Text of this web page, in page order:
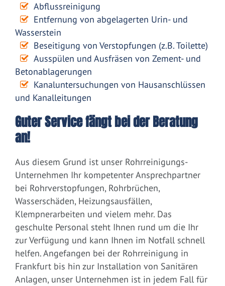
Abflussreinigung
Entfernung von abgelagerten Urin- und
Wasserstein
Beseitigung von Verstopfungen (z.B. Toilette)
Ausspülen und Ausfräsen von Zement- und
Betonablagerungen
Kanaluntersuchungen von Hausanschlüssen
und Kanalleitungen
Guter Service fängt bei der Beratung
an!
Aus diesem Grund ist unser Rohrreinigungs-
Unternehmen Ihr kompetenter Ansprechpartner
bei Rohrverstopfungen, Rohrbrüchen,
Wasserschäden, Heizungsausfällen,
Klempnerarbeiten und vielem mehr. Das
geschulte Personal steht Ihnen rund um die Ihr
zur Verfügung und kann Ihnen im Notfall schnell
helfen. Angefangen bei der Rohrreinigung in
Frankfurt bis hin zur Installation von Sanitären
Anlagen, unser Unternehmen ist in jedem Fall für